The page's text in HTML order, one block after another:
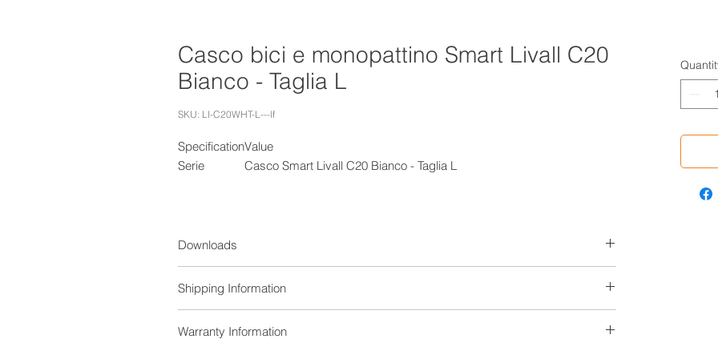
Casco bici e monopattino Smart Livall C20
Bianco - Taglia L
SKU: LI-C20WHT-L---lf
SpecificationValue
Serie
Casco Smart Livall C20 Bianco - Taglia L
Downloads
Title
Shipping Information
Weight (kg)
Warranty Information